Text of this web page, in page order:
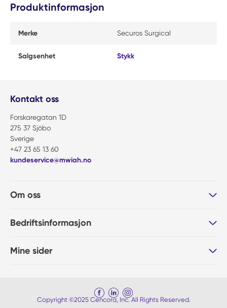
Produktinformasjon
Merke Securos Surgical
Salgsenhet Stykk
Kontakt oss
Forskaregatan 1D
275 37 Sjöbo
Sverige
+47 23 65 13 60
kundeservice@mwiah.no
Om oss
Bedriftsinformasjon
Mine sider
Copyright ©2025 Cencora, Inc. All Rights Reserved.